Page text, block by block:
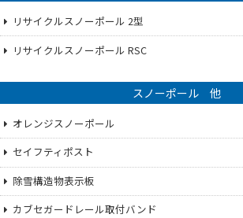
リサイクルスノーポール 2型
リサイクルスノーポール RSC
スノーポール 他
オレンジスノーポール
セイフティポスト
除雪構造物表示板
カブセガードレール取付バンド